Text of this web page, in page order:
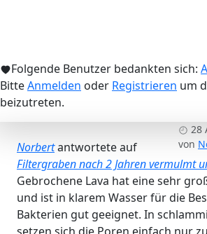
Folgende Benutzer bedankten sich:
BitteAnmelden oder Registrieren um
beizutreten.
28
von
Norbertantwortete auf
Filtergraben nach 2 Jahren vermulmt
Gebrochene Lava hat eine sehr
und ist in klarem Wasser für die
Bakterien gut geeignet. In